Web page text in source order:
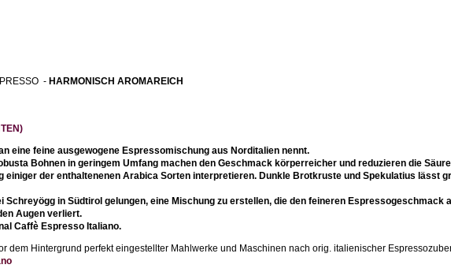
- HARMONISCH AROMAREICH
eine feine ausgewogene Espressomischung aus Norditalien nennt.
Bohnen in geringem Umfang machen den Geschmack körperreicher und reduzieren die
einiger der enthaltenenen Arabica Sorten interpretieren. Dunkle Brotkruste und Spekulatius lässt
Schreyögg in Südtirol gelungen, eine Mischung zu erstellen, die den feineren
Augen verliert.
Caffè Espresso Italiano.
dem Hintergrund perfekt eingestellter Mahlwerke und Maschinen nach orig. italienischer